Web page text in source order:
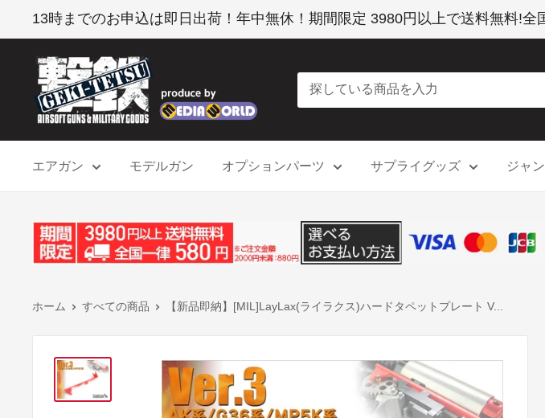
13時までのお申込は即日出荷！年中無休！期間限定 3980円以上で送料無料!全
撃
鉄
エアガン モデルガン オプションパーツ サプライグッズ ジャ
ホーム すべての商品 【新品即納】[MIL]LayLax(ライラクス)ハードタペットプレート V...